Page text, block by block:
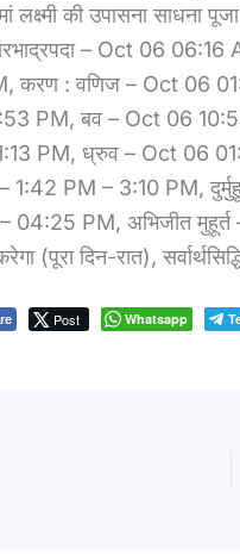
लक्ष्मी की उपासना
– Oct 06
करण : वणिज – Oct 06
PM, बव – Oct 06
PM, ध्रुव – Oct 06
1:42 PM – 3:10 PM,
04:25 PM, अभिजीत मुहूर्त
करेगा (पूरा दिन-रात),
Post Whatsapp